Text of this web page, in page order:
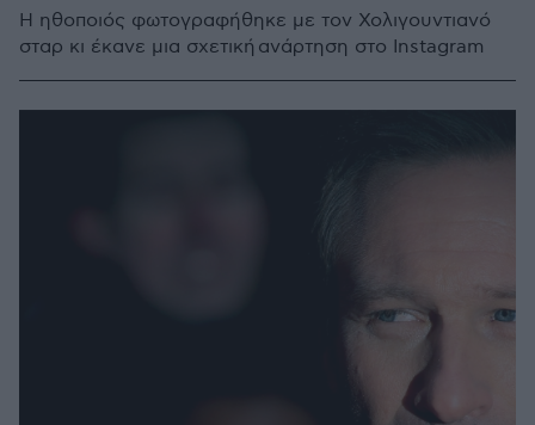
Η ηθοποιός φωτογραφήθηκε με τον Χολιγουντιανό
σταρ κι έκανε μια σχετική ανάρτηση στο Instagram